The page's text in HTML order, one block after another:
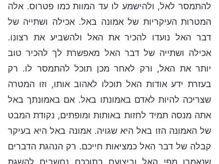
להתמסר לאל, ולהישמע לו עד המוות כמו פטרוס. אלה
המטרות העיקריות של אמונה באל. אכילה ושתייה של
דבר האל נועדו להכיר את האל ולהשביע את רצונו.
אכילה ושתייה של דבר האל מאפשרת לך להכיר טוב
יותר את האל, ורק לאחר מכן תוכל להתמסר לו. רק
בעזרת ידע אודות האל תוכלו לאהוב אותו, וזו המטרה
שצריכה להיות לאדם באמונתו באל. אם באמונתך באל
אתה מנסה תמיד לחזות באותות ומופתים, נקודת המבט
של האמונה הזו באל היא שגויה. אמונה באל היא בעיקר
קבלה של דבר האל כמציאות חייכם. רק הנהגת הדברים
שנאמרו מפי האל וביצועם בתוככם נחשבים להשגת